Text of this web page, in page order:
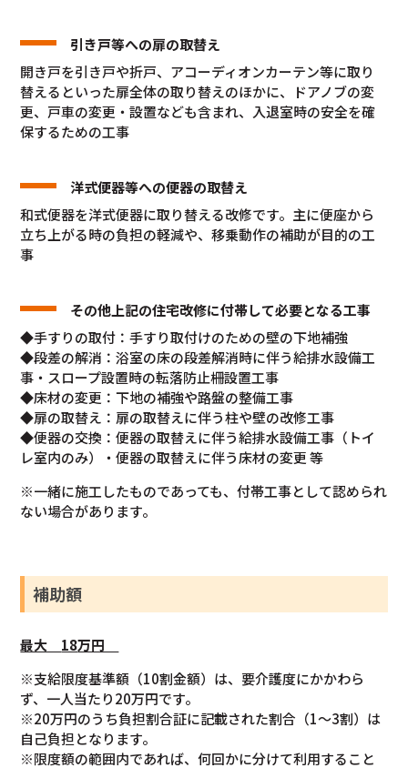
引き戸等への扉の取替え
開き戸を引き戸や折戸、アコーディオンカーテン等に取り
替えるといった扉全体の取り替えのほかに、ドアノブの変
更、戸車の変更・設置なども含まれ、入退室時の安全を確
保するための工事
洋式便器等への便器の取替え
和式便器を洋式便器に取り替える改修です。主に便座から
立ち上がる時の負担の軽減や、移乗動作の補助が目的の工
事
その他上記の住宅改修に付帯して必要となる工事
◆手すりの取付：手すり取付けのための壁の下地補強
◆段差の解消：浴室の床の段差解消時に伴う給排水設備工
事・スロープ設置時の転落防止柵設置工事
◆床材の変更：下地の補強や路盤の整備工事
◆扉の取替え：扉の取替えに伴う柱や壁の改修工事
◆便器の交換：便器の取替えに伴う給排水設備工事（トイ
レ室内のみ）・便器の取替えに伴う床材の変更 等
※一緒に施工したものであっても、付帯工事として認められ
ない場合があります。
補助額
最大 18万円
※支給限度基準額（10割金額）は、要介護度にかかわら
ず、一人当たり20万円です。
※20万円のうち負担割合証に記載された割合（1～3割）は
自己負担となります。
※限度額の範囲内であれば、何回かに分けて利用すること